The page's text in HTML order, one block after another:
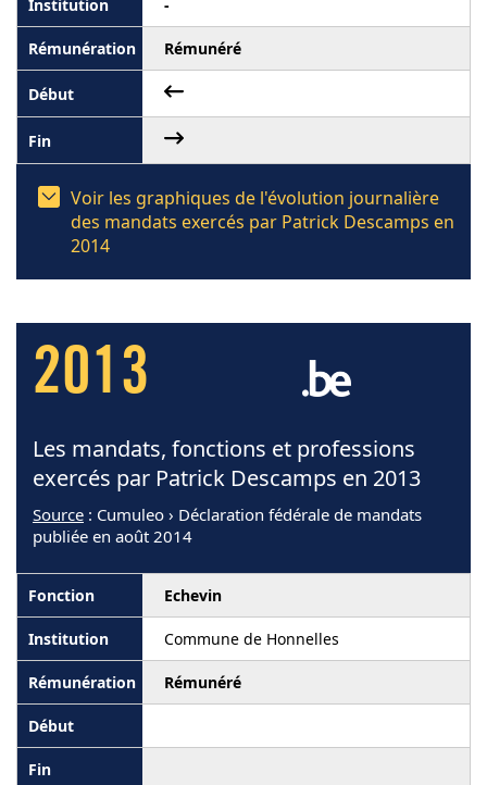
-
Rémunéré
Voir les graphiques de l'évolution journalière
des mandats exercés par Patrick Descamps en
2014
2013
Les mandats, fonctions et professions
exercés par Patrick Descamps en 2013
Source : Cumuleo › Déclaration fédérale de mandats
publiée en août 2014
Echevin
Commune de Honnelles
Rémunéré